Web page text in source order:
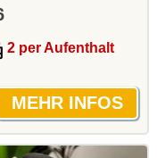
2 per Aufenthalt